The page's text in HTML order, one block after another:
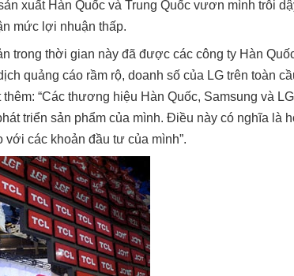
xuất Hàn Quốc và Trung Quốc vươn mình trỗi
mức lợi nhuận thấp.
trong thời gian này đã được các công ty Hàn
quảng cáo rầm rộ, doanh số của LG trên toàn
“Các thương hiệu Hàn Quốc, Samsung và
triển sản phẩm của mình. Điều này có nghĩa là
các khoản đầu tư của mình”.